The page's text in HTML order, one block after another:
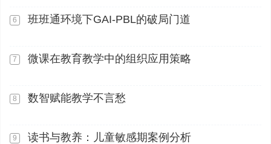
6 班班通环境下GAI-PBL的破局门道
7 微课在教育教学中的组织应用策略
8 数智赋能教学不言愁
9 读书与教养：儿童敏感期案例分析